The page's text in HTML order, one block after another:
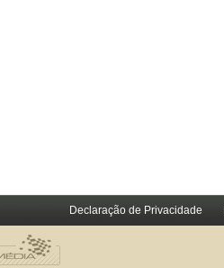
Declaração de Privacidade